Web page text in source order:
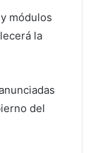
módulos
la
del